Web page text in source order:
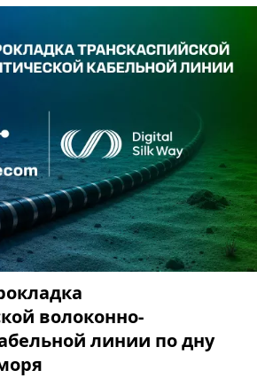
волоконно-
линии по дну